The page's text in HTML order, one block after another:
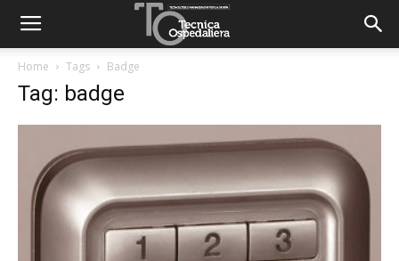
Home Tags Badge
Tag: badge